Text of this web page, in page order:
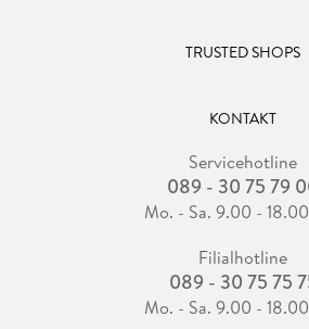
TRUSTED SHOPS
KONTAKT
Servicehotline
089 - 30 75 79
Mo. - Sa. 9.00 -
Filialhotline
089 - 30 75 75
Mo. - Sa. 9.00 -